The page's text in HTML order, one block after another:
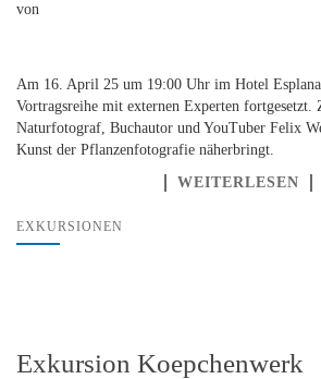
von
Am 16. April 25 um 19:00 Uhr im Hotel
Vortragsreihe mit externen Experten fortgesetzt.
Naturfotograf, Buchautor und YouTuber Felix
Kunst der Pflanzenfotografie näherbringt.
WEITERLESEN
EXKURSIONEN
Exkursion Koepchenwerk